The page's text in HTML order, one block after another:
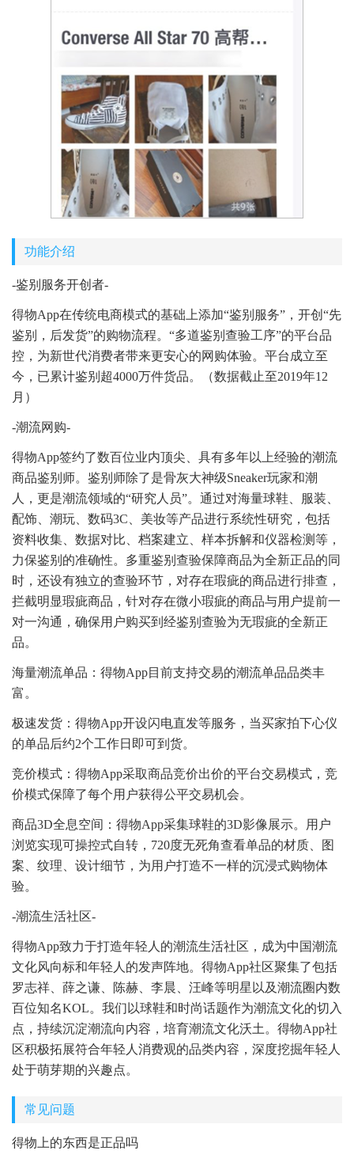
功能介绍
-鉴别服务开创者-
得物App在传统电商模式的基础上添加“鉴别服务”，开创“先
鉴别，后发货”的购物流程。“多道鉴别查验工序”的平台品
控，为新世代消费者带来更安心的网购体验。平台成立至
今，已累计鉴别超4000万件货品。（数据截止至2019年12
月）
-潮流网购-
得物App签约了数百位业内顶尖、具有多年以上经验的潮流
商品鉴别师。鉴别师除了是骨灰大神级Sneaker玩家和潮
人，更是潮流领域的“研究人员”。通过对海量球鞋、服装、
配饰、潮玩、数码3C、美妆等产品进行系统性研究，包括
资料收集、数据对比、档案建立、样本拆解和仪器检测等，
力保鉴别的准确性。多重鉴别查验保障商品为全新正品的同
时，还设有独立的查验环节，对存在瑕疵的商品进行排查，
拦截明显瑕疵商品，针对存在微小瑕疵的商品与用户提前一
对一沟通，确保用户购买到经鉴别查验为无瑕疵的全新正
品。
海量潮流单品：得物App目前支持交易的潮流单品品类丰
富。
极速发货：得物App开设闪电直发等服务，当买家拍下心仪
的单品后约2个工作日即可到货。
竞价模式：得物App采取商品竞价出价的平台交易模式，竞
价模式保障了每个用户获得公平交易机会。
商品3D全息空间：得物App采集球鞋的3D影像展示。用户
浏览实现可操控式自转，720度无死角查看单品的材质、图
案、纹理、设计细节，为用户打造不一样的沉浸式购物体
验。
-潮流生活社区-
得物App致力于打造年轻人的潮流生活社区，成为中国潮流
文化风向标和年轻人的发声阵地。得物App社区聚集了包括
罗志祥、薛之谦、陈赫、李晨、汪峰等明星以及潮流圈内数
百位知名KOL。我们以球鞋和时尚话题作为潮流文化的切入
点，持续沉淀潮流向内容，培育潮流文化沃土。得物App社
区积极拓展符合年轻人消费观的品类内容，深度挖掘年轻人
处于萌芽期的兴趣点。
常见问题
得物上的东西是正品吗